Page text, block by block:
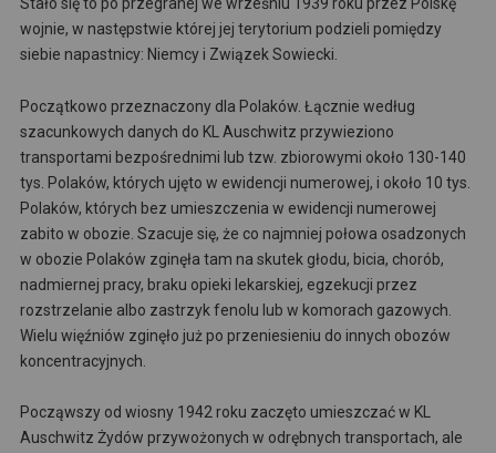
wojnie, w następstwie której jej terytorium podzieli pomiędzy
siebie napastnicy: Niemcy i Związek Sowiecki.
Początkowo przeznaczony dla Polaków. Łącznie według
szacunkowych danych do KL Auschwitz przywieziono
transportami bezpośrednimi lub tzw. zbiorowymi około 130-140
tys. Polaków, których ujęto w ewidencji numerowej, i około 10 tys.
Polaków, których bez umieszczenia w ewidencji numerowej
zabito w obozie. Szacuje się, że co najmniej połowa osadzonych
w obozie Polaków zginęła tam na skutek głodu, bicia, chorób,
nadmiernej pracy, braku opieki lekarskiej, egzekucji przez
rozstrzelanie albo zastrzyk fenolu lub w komorach gazowych.
Wielu więźniów zginęło już po przeniesieniu do innych obozów
koncentracyjnych.
Począwszy od wiosny 1942 roku zaczęto umieszczać w KL
Auschwitz Żydów przywożonych w odrębnych transportach, ale